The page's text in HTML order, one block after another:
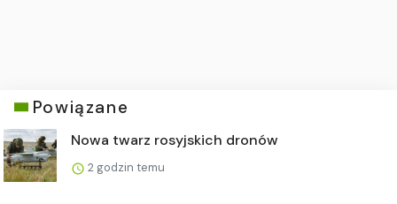
Powiązane
Nowa twarz rosyjskich dronów
2 godzin temu